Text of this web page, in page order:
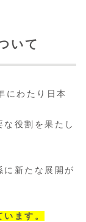
いて
にわたり日本
役割を果たし
に新たな展開が
ます。